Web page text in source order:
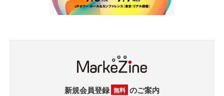
新規会員登録 無料 のご案内